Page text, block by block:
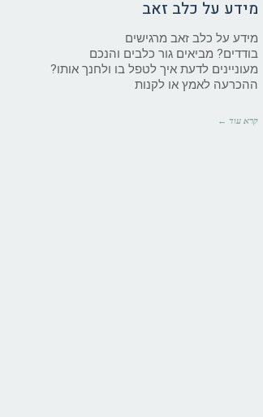
מידע על כלב זאב
מידע על כלב זאב מרגישים
בודדים? מביאים גור כלבים והנכם
מעוניינים לדעת איך לטפל בו ולחנך אותו?
ההכרעה לאמץ או לקנות
קרא עוד ←